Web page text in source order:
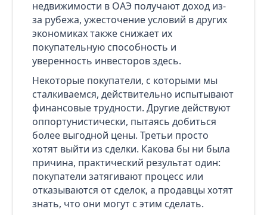
недвижимости в ОАЭ получают доход из-
за рубежа, ужесточение условий в других
экономиках также снижает их
покупательную способность и
уверенность инвесторов здесь.
Некоторые покупатели, с которыми мы
сталкиваемся, действительно испытывают
финансовые трудности. Другие действуют
оппортунистически, пытаясь добиться
более выгодной цены. Третьи просто
хотят выйти из сделки. Какова бы ни была
причина, практический результат один:
покупатели затягивают процесс или
отказываются от сделок, а продавцы хотят
знать, что они могут с этим сделать.